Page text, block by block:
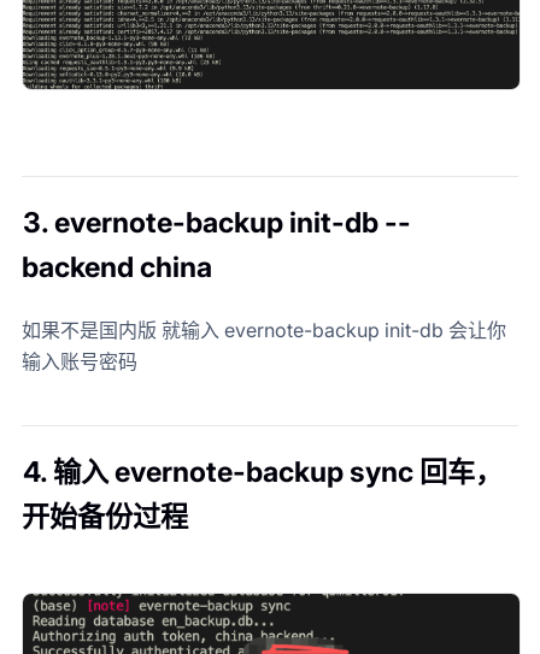
3. evernote-backup init-db --
backend china
如果不是国内版 就输入 evernote-backup init-db 会让你
输入账号密码
4. 输入 evernote-backup sync 回车，
开始备份过程